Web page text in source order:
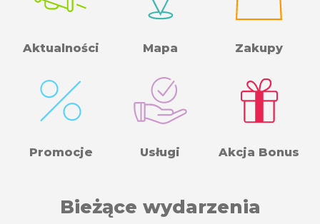
Aktualności Mapa Zakupy
Promocje Usługi Akcja Bonus
Bieżące wydarzenia